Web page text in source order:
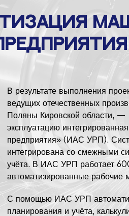
В результате выполнения
ведущих отечественных
Поляны Кировской области,
эксплуатацию
предприятия» (ИАС УРП).
интегрирована со смежными
учёта. В ИАС УРП работает
автоматизированные рабочие
С помощью ИАС УРП
планирования и учёта,